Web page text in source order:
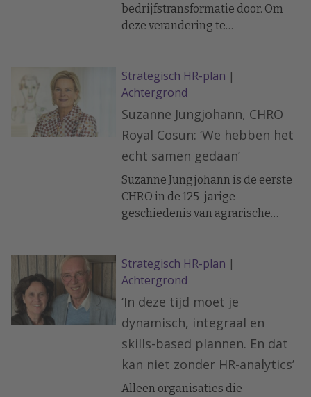
bedrijfstransformatie door. Om
deze verandering te
leiding van CHRO Arne-Christian
van der Tang helpt HR TomTom
door turbulente tijden navigeren.
Strategisch HR-plan |
Achtergrond
Suzanne Jungjohann, CHRO
Royal Cosun: ‘We hebben het
echt samen gedaan’
Suzanne Jungjohann is de eerste
CHRO in de 125-jarige
geschiedenis van agrarische
succes aan de transformatie naar
een nieuw bedrijfsmodel.
Strategisch HR-plan |
Achtergrond
‘In deze tijd moet je
dynamisch, integraal en
skills-based plannen. En dat
kan niet zonder HR-analytics’
Alleen organisaties die